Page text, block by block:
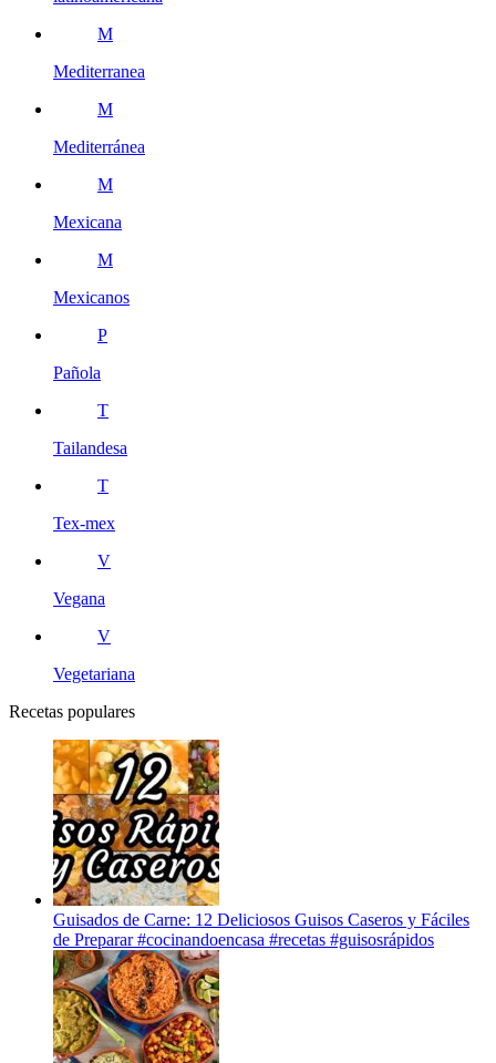
M
Mediterranea
M
Mediterránea
M
Mexicana
M
Mexicanos
P
Pañola
T
Tailandesa
T
Tex-mex
V
Vegana
V
Vegetariana
Recetas populares
Guisados de Carne: 12 Deliciosos Guisos Caseros y Fáciles
de Preparar #cocinandoencasa #recetas #guisosrápidos